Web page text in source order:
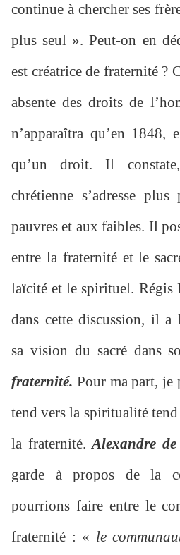
continue à chercher ses
plus seul ». Peut-on en
est créatrice de fraternité ?
absente des droits de
n’apparaîtra qu’en
qu’un droit. Il
chrétienne s’adresse
pauvres et aux faibles. Il
entre la fraternité et le
laïcité et le spirituel. Régis
dans cette discussion, il a
sa vision du sacré dans
fraternité. Pour ma part, je
tend vers la spiritualité
la fraternité.Alexandre
garde à propos de la
pourrions faire entre le
fraternité : « le